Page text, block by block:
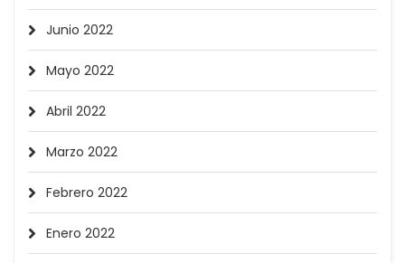
Junio 2022
Mayo 2022
Abril 2022
Marzo 2022
Febrero 2022
Enero 2022